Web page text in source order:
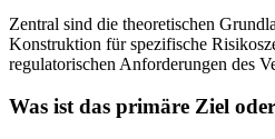
Zentral sind die theoretischen
Konstruktion für spezifische
regulatorischen Anforderungen des
Was ist das primäre Ziel